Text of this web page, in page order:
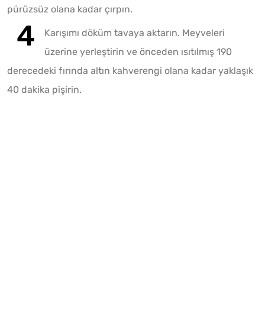
pürüzsüz olana kadar çırpın.
Karışımı döküm tavaya aktarın. Meyveleri
üzerine yerleştirin ve önceden ısıtılmış 190
derecedeki fırında altın kahverengi olana kadar yaklaşık
40 dakika pişirin.